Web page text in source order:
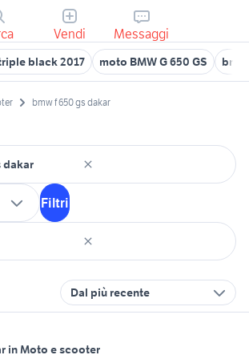
Vendi Messaggi
black 2017 moto BMW G 650 GS
bmw f 650 gs dakar
Filtri
Dal più recente
in Moto e scooter